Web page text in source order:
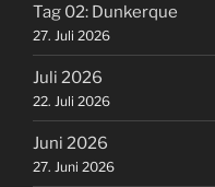
Tag 02: Dunkerque
27. Juli 2026
Juli 2026
22. Juli 2026
Juni 2026
27. Juni 2026